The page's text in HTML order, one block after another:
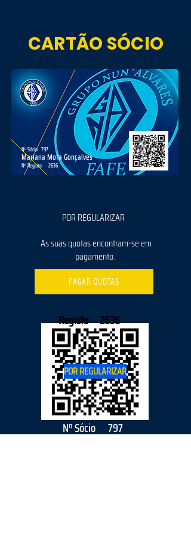
CARTÃO SÓCIO
797
Nº Sócio
Mariana Mota Gonçalves
2636
Nº Registo
POR REGULARIZAR
As suas quotas encontram-se em
pagamento.
PAGAR QUOTAS
797
Nº Sócio
Registo 2636
POR REGULARIZAR